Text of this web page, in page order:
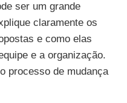
ser um grande
claramente os
e como elas
e a organização.
processo de mudança